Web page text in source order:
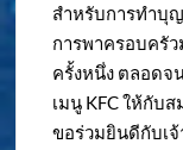
สำหรับการทำบุ
การพาครอบครัว
ครั้งหนึ่ง ตลอดจ
เมนู KFC ให้กับ
ขอร่วมยินดีกับเ